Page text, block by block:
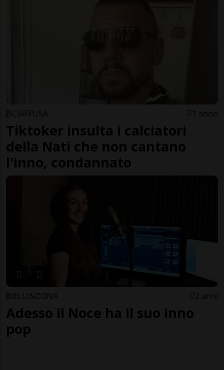
SCIAFFUSA 1 anno
Tiktoker insulta i calciatori
della Nati che non cantano
l'inno, condannato
BELLINZONA 2 anni
Adesso il Noce ha il suo inno
pop